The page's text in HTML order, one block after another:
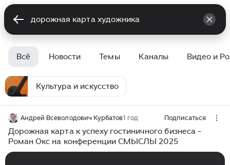
Всё Новости Темы Каналы Видео и
Культура и искусство
Андрей Всеволодович Курбатов1 год Подписаться
Дорожная карта к успеху гостиничного бизнеса -
Роман Окс на конференции СМЫСЛЫ 2025